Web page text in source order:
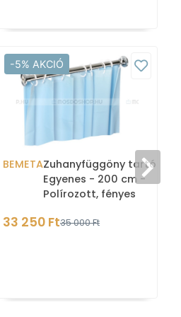
-5% AKCIÓ
BEMETAZuhanyfüggöny tartó rúd
Egyenes - 200 cm -
Polírozott, fényes
33 250 Ft35 000 Ft